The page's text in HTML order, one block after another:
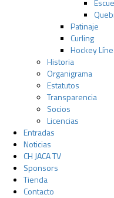
Patinaje
Curling
Hockey
Historia
Organigrama
Estatutos
Transparencia
Socios
Licencias
Entradas
Noticias
CH JACA TV
Sponsors
Tienda
Contacto